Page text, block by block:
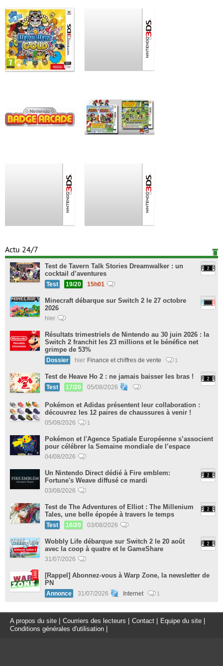
Actu 24/7
Test de Tavern Talk Stories Dreamwalker : un
cocktail d’aventures
Test 19/20 15h01
Minecraft débarque sur Switch 2 le 27 octobre
2026
hier
Résultats trimestriels de Nintendo au 30 juin 2026 : la
Switch 2 franchit les 23 millions et le bénéfice net
grimpe de 53%
Dossier hier Finance et chiffres de vente 1
Test de Heave Ho 2 : ne jamais baisser les bras !
Test 17/20 05/08/2026
Pokémon et Adidas présentent leur collaboration :
découvrez les 12 paires de chaussures à venir !
05/08/2026 1
Pokémon et l'Agence Spatiale Européenne s’associent
pour célébrer la Semaine mondiale de l’espace
04/08/2026
Un Nintendo Direct dédié à Fire emblem:
Fortune's Weave diffusé ce mardi
03/08/2026
Test de The Adventures of Elliot : The Millenium
Tales, une belle épopée à travers le temps
Test 16/20 03/08/2026
Wobbly Life débarque sur Switch 2 le 20 août
avec la coop à quatre et le GameShare
31/07/2026
[Rappel] Abonnez-vous à Warp Zone, la newsletter de
PN
Annonce 31/07/2026 Internet 1
A propos du site Courriers des lecteurs Contact Equipe du site
Conditions générales d'utilisation